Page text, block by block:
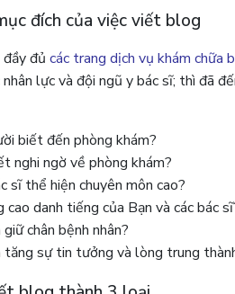
đích của việc viết blog
đủ các trang dịch vụ khám chữa
lực và đội ngũ y bác sĩ; thì đã
biết đến phòng khám?
nghi ngờ về phòng khám?
sĩ thể hiện chuyên môn cao?
cao danh tiếng của Bạn và các bác
chân bệnh nhân?
sự tin tưởng và lòng trung